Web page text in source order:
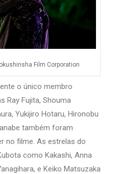
Film Corporation
o único membro
Ray Fujita, Shouma
Yukijiro Hotaru, Hironobu
também foram
no filme. As estrelas do
como Kakashi, Anna
e Keiko Matsuzaka